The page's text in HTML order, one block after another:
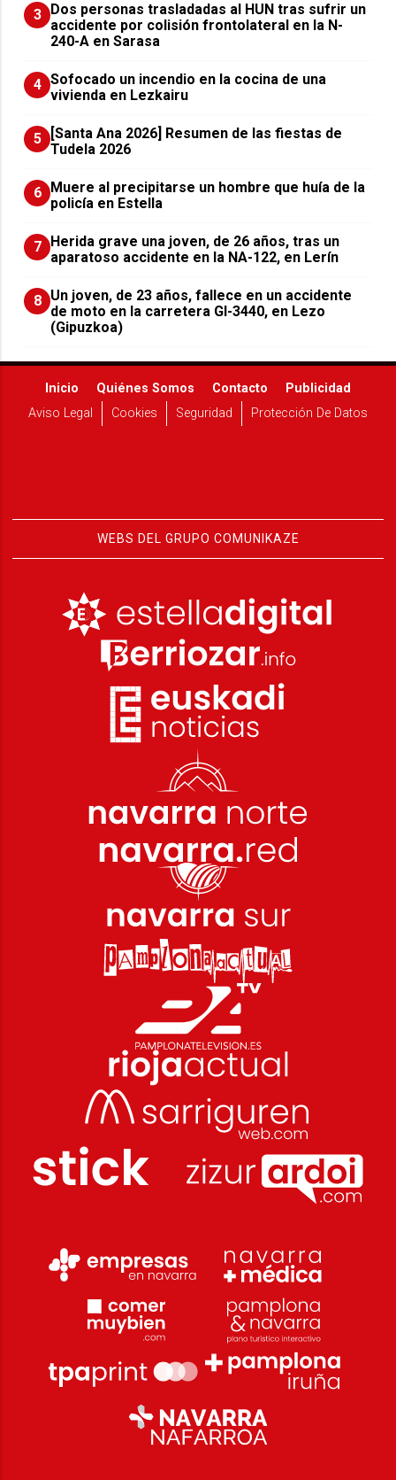
3
​Dos personas trasladadas al HUN tras sufrir un
accidente por colisión frontolateral en la N-
240-A en Sarasa
4 Sofocado un incendio en la cocina de una
vivienda en Lezkairu
5
[Santa Ana 2026] Resumen de las fiestas de
Tudela 2026
6
Muere al precipitarse un hombre que huía de la
policía en Estella
7
Herida grave una joven, de 26 años, tras un
aparatoso accidente en la NA-122, en Lerín
8 Un joven, de 23 años, fallece en un accidente
de moto en la carretera GI-3440, en Lezo
(Gipuzkoa)
Inicio Quiénes Somos Contacto
Publicidad
Aviso Legal
Cookies Seguridad Protección De Datos
WEBS DEL GRUPO COMUNIKAZE